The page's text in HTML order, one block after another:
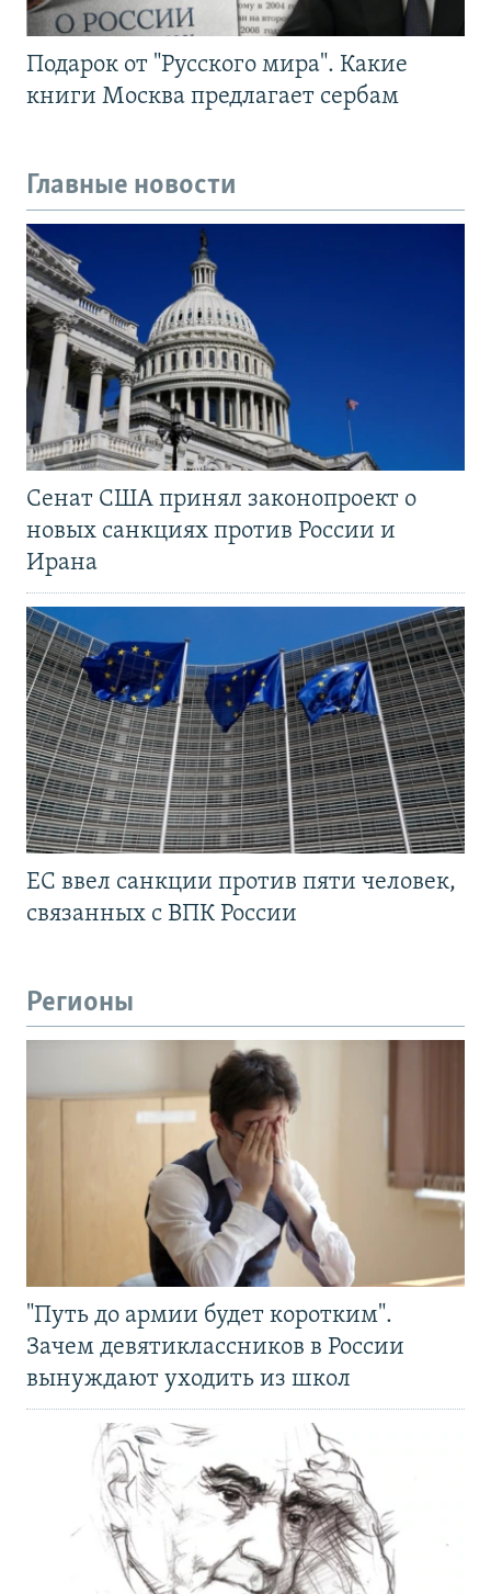
Подарок от "Русского мира". Какие
книги Москва предлагает сербам
Главные новости
Сенат США принял законопроект о
новых санкциях против России и
Ирана
ЕС ввел санкции против пяти человек,
связанных с ВПК России
Регионы
"Путь до армии будет коротким".
Зачем девятиклассников в России
вынуждают уходить из школ